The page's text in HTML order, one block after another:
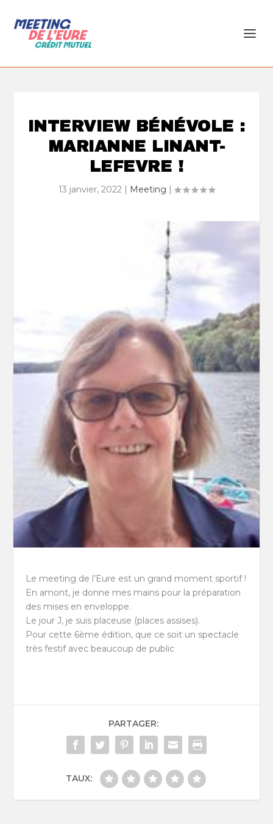
INTERVIEW BÉNÉVOLE :
MARIANNE LINANT-
LEFEVRE !
13 janvier, 2022 | Meeting |
Le meeting de l’Eure est un grand moment sportif !
En amont, je donne mes mains pour la préparation
des mises en enveloppe.
Le jour J, je suis placeuse (places assises).
Pour cette 6ème édition, que ce soit un spectacle
très festif avec beaucoup de public
PARTAGER:
TAUX: